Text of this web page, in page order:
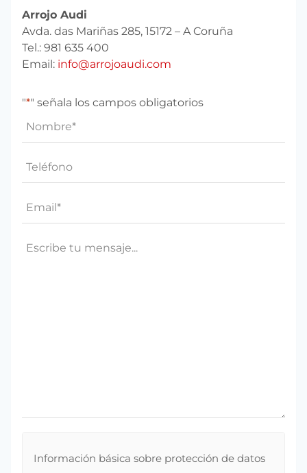
Arrojo Audi
Avda. das Mariñas 285, 15172 – A Coruña
Tel.: 981 635 400
Email: info@arrojoaudi.com
"*" señala los campos obligatorios
Información básica sobre protección de datos